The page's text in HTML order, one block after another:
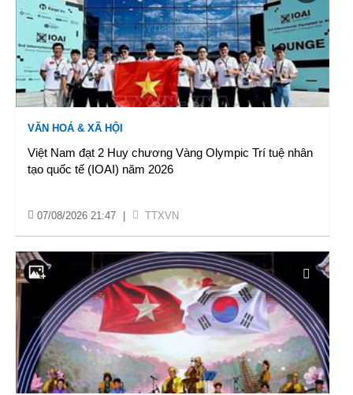
VĂN HOÁ & XÃ HỘI
Việt Nam đạt 2 Huy chương Vàng Olympic Trí tuệ nhân
tạo quốc tế (IOAI) năm 2026
07/08/2026 21:47 TTXVN